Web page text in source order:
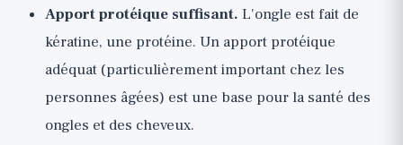
Apport protéique suffisant. L'ongle est fait de
kératine, une protéine. Un apport protéique
adéquat (particulièrement important chez les
personnes âgées) est une base pour la santé des
ongles et des cheveux.